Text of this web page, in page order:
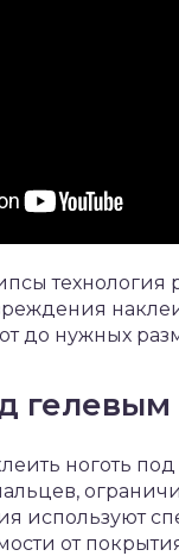
технология
до нужных
ноготь
используют
от